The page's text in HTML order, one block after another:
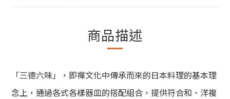
商品描述
「三德六味」，即禪文化中傳承而來的日本料理的基本理
念上，通過各式各樣器皿的搭配組合，提供符合和、洋複